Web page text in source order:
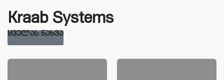
Kraab Systems
ᲧᲕᲔᲚᲐᲡ ᲜᲐᲮᲕᲐ